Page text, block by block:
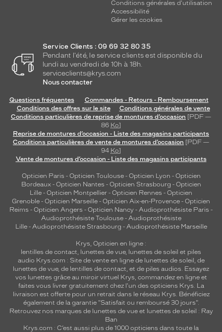
Conditions générales d'utilisation
Accessibilité
Gérer les cookies
Service Clients : 09 69 32 80 35
Pendant l'été, le service clients est disponible du
lundi au vendredi de 10h à 18h.
serviceclients@krys.com
Nous contacter
Questions fréquentes
Commandes - Retours - Remboursement
Conditions des offres sur le site
Conditions générales de vente
Conditions particulières de reprise de montures d’occasion [PDF —
86 Ko]
Reprise de montures d’occasion - Liste des magasins participants
Conditions particulières de vente de montures d’occasion [PDF —
94 Ko]
Vente de montures d’occasion - Liste des magasins participants
Opticien Paris - Opticien Toulouse- Opticien Lyon - Opticien
Bordeaux- Opticien Nantes - Opticien Strasbourg - Opticien
Lille - Opticien Montpellier - Opticien Rennes - Opticien
Grenoble - Opticien Marseille - Opticien Aix-en-Provence - Opticien
Reims - Opticien Angers - Opticien Nancy - Audioprothésiste Paris -
Audioprothésiste Toulouse- Audioprothésiste
Lille- Audioprothésiste Strasbourg - Audioprothésiste Marseille
Krys, Opticien en ligne :
lentilles de contact, lunettes de vue, lunettes de soleil et piles
audio Krys.com : Site de vente en ligne de lunettes de soleil, de
lunettes de vue, de lentilles de contact, et de piles audios. Essayez
vos lunettes grâce au miroir virtuel Krys, commandez en ligne et
faites vous livrer gratuitement chez l'un des opticiens Krys. La
livraison est offerte pour un retrait dans le réseau Krys. Bénéficiez
également de la garantie "Satisfait ou remboursé 30 jours".
Retrouvez nos marques de lunettes de vue et lunettes de soleil : Ray
Ban
Krys.com : C’est aussi plus de 1000 opticiens dans toute la